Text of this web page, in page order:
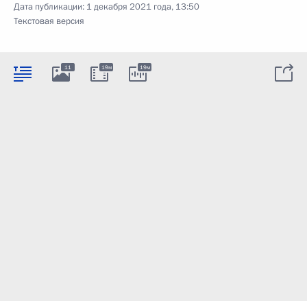
Дата публикации: 1 декабря 2021 года, 13:50
Текстовая версия
11 19м 19м